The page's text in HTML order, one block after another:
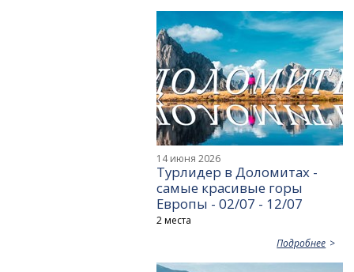
14 июня 2026
Турлидер в Доломитах -
самые красивые горы
Европы - 02/07 - 12/07
2 места
Подробнее